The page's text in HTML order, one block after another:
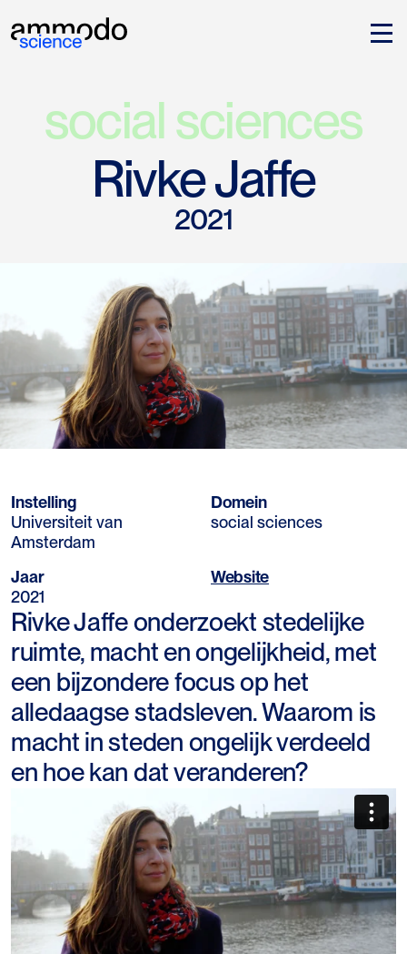
social sciences
Rivke Jaffe
2021
Instelling
Universiteit van
Amsterdam
Domein
social sciences
Jaar
2021
Website
Rivke Jaffe onderzoekt stedelijke
ruimte, macht en ongelijkheid, met
een bijzondere focus op het
alledaagse stadsleven. Waarom is
macht in steden ongelijk verdeeld
en hoe kan dat veranderen?